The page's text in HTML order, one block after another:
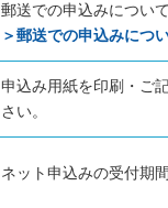
郵送での申込みについ
＞郵送での申込みにつ
申込み用紙を印刷・ご
さい。
ネット申込みの受付期